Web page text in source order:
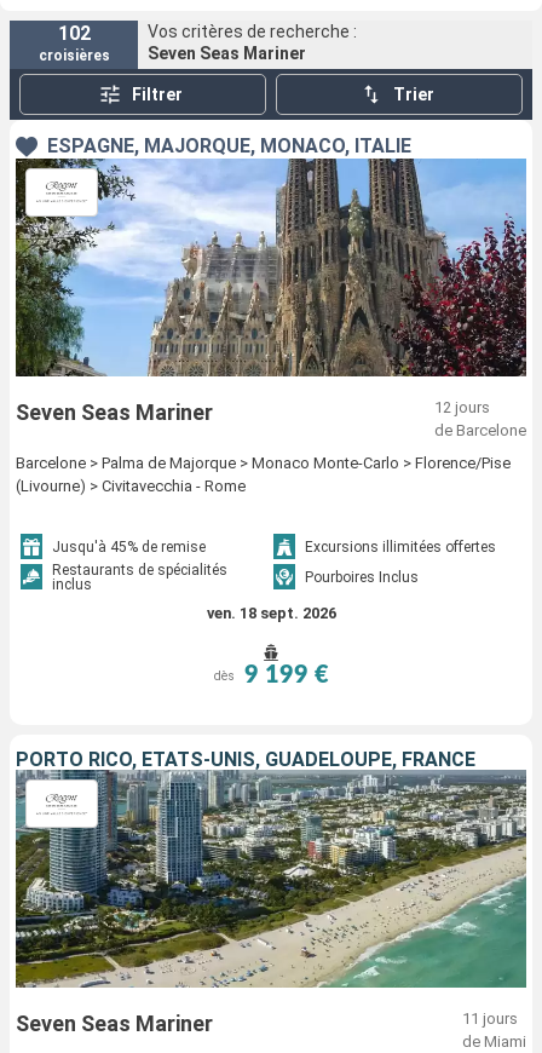
102
croisières
Vos critères de recherche :
Seven Seas Mariner
Filtrer Trier
ESPAGNE, MAJORQUE, MONACO, ITALIE
Seven Seas Mariner
12 jours
de Barcelone
Barcelone > Palma de Majorque > Monaco Monte-Carlo > Florence/Pise
(Livourne) > Civitavecchia - Rome
Jusqu'à 45% de remise
Excursions illimitées offertes
Restaurants de spécialités
inclus
Pourboires Inclus
ven. 18 sept. 2026
dès 9 199 €
PORTO RICO, ÉTATS-UNIS, GUADELOUPE, FRANCE
Seven Seas Mariner
11 jours
de Miami